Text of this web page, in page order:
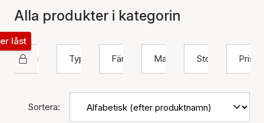
Alla produkter i kategorin
Nuni Copenhagen
låst
Typ
Färg Material Storlek Pris
Sortera: